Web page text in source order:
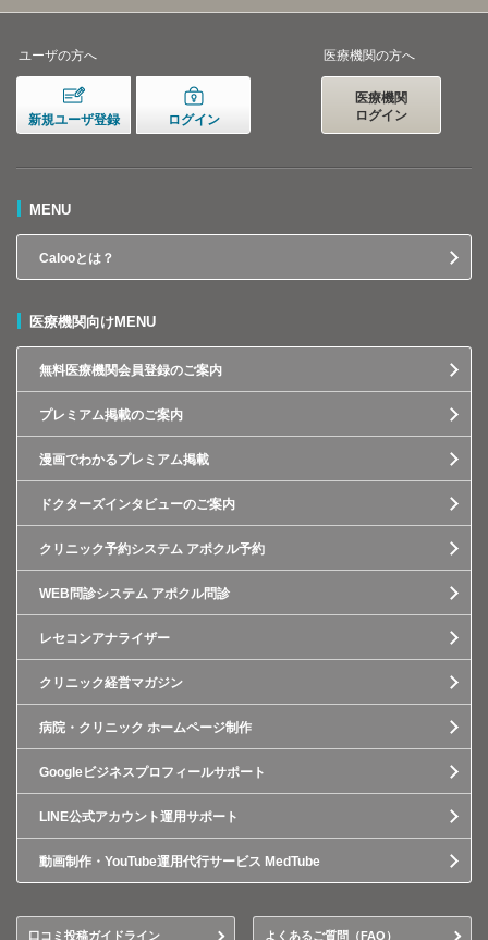
ユーザの方へ
新規ユーザ登録 ログイン
医療機関の方へ
医療機関
ログイン
MENU
Calooとは？
医療機関向けMENU
無料医療機関会員登録のご案内
プレミアム掲載のご案内
漫画でわかるプレミアム掲載
ドクターズインタビューのご案内
クリニック予約システム アポクル予約
WEB問診システム アポクル問診
レセコンアナライザー
クリニック経営マガジン
病院・クリニック ホームページ制作
Googleビジネスプロフィールサポート
LINE公式アカウント運用サポート
動画制作・YouTube運用代行サービス MedTube
口コミ投稿ガイドライン よくあるご質問（FAQ）